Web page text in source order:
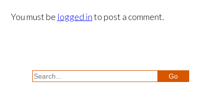
You must be logged into post a comment.